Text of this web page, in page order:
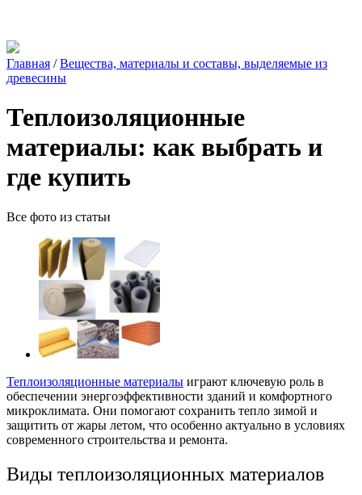
Главная /Вещества, материалы и составы, выделяемые из
древесины
Теплоизоляционные
материалы: как выбрать и
где купить
Все фото из статьи
Теплоизоляционные материалы играют ключевую роль в
обеспечении энергоэффективности зданий и комфортного
микроклимата. Они помогают сохранить тепло зимой и
защитить от жары летом, что особенно актуально в условиях
современного строительства и ремонта.
Виды теплоизоляционных материалов